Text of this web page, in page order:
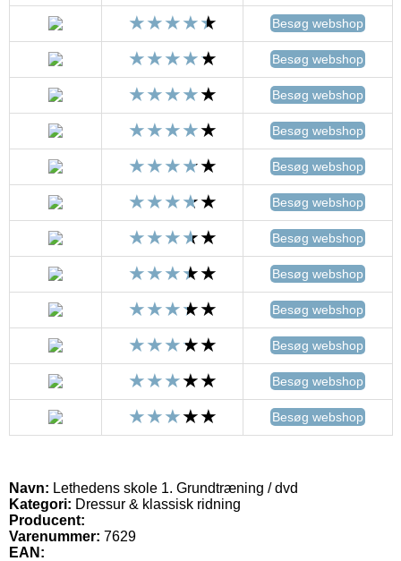
Besøg webshop
Besøg webshop
Besøg webshop
Besøg webshop
Besøg webshop
Besøg webshop
Besøg webshop
Besøg webshop
Besøg webshop
Besøg webshop
Besøg webshop
Besøg webshop
Navn: Lethedens skole 1. Grundtræning / dvd
Kategori: Dressur & klassisk ridning
Producent:
Varenummer: 7629
EAN: